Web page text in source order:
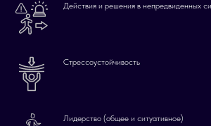
Действия и решения в непредвиденных
Стрессоустойчивость
Лидерство (общее и ситуативное)